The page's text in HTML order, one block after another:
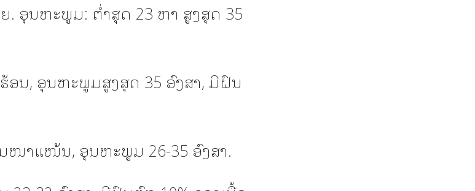
. ອຸນຫະພູມ: ຕ່ຳສຸດ 23 ຫາ ສູງສຸດ 35
ນ, ອຸນຫະພູມສູງສຸດ 35 ອົງສາ, ມີຝົນ
າແໜ້ນ, ອຸນຫະພູມ 26-35 ອົງສາ.